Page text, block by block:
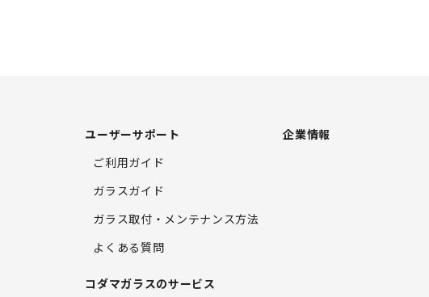
ユーザーサポート
ご利用ガイド
ガラスガイド
ガラス取付・ メンテナンス方法
よくある質問
コダマガラスのサービス
企業情報